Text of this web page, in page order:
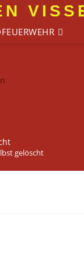
gelöscht